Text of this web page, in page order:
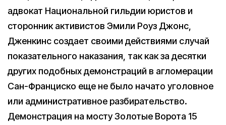
адвокат Национальной гильдии юристов и
сторонник активистов Эмили Роуз Джонс,
Дженкинс создает своими действиями случай
показательного наказания, так как за десятки
других подобных демонстраций в агломерации
Сан-Франциско еще не было начато уголовное
или административное разбирательство.
Демонстрация на мосту Золотые Ворота 15